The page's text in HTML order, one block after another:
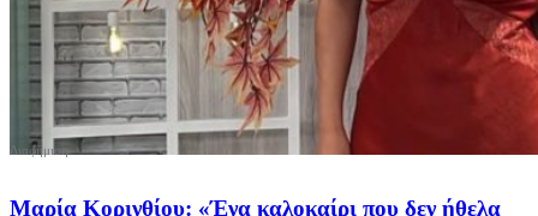
Μαρία Κορινθίου: «Ένα καλοκαίρι που δεν ήθελα